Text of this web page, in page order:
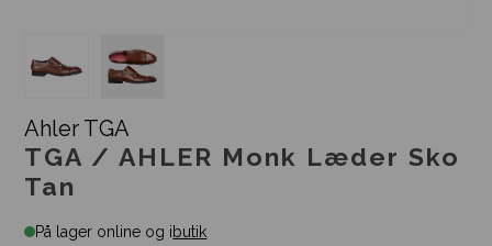
Ahler TGA
TGA / AHLER Monk Læder Sko
Tan
På lager online og ibutik